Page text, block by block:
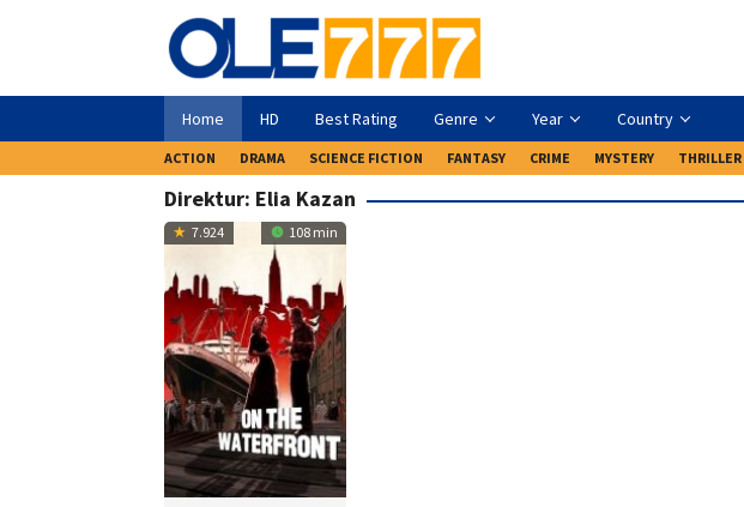
Home HD Best Rating Genre Year Country
ACTION DRAMA SCIENCE FICTION FANTASY CRIME MYSTERY THRILLER
Direktur: Elia Kazan
7.924 108 min